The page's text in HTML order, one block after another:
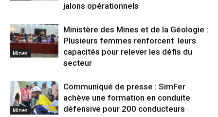
jalons opérationnels
Mines
Ministère des Mines et de la Géologie :
Plusieurs femmes renforcent leurs
capacités pour relever les défis du
secteur
Mines
Communiqué de presse : SimFer
achève une formation en conduite
défensive pour 200 conducteurs